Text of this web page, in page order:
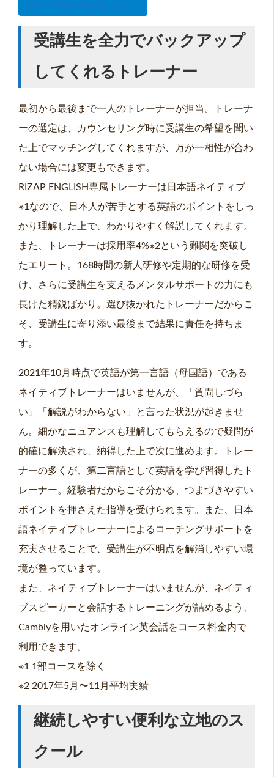
RIZAP ENGLISH公式サイトへ
受講生を全力でバックアップ
してくれるトレーナー
最初から最後まで一人のトレーナーが担当。トレーナ
ーの選定は、カウンセリング時に受講生の希望を聞い
た上でマッチングしてくれますが、万が一相性が合わ
ない場合には変更もできます。
RIZAP ENGLISH専属トレーナーは日本語ネイティブ
※1なので、日本人が苦手とする英語のポイントをしっ
かり理解した上で、わかりやすく解説してくれます。
また、トレーナーは採用率4%※2という難関を突破し
たエリート。168時間の新人研修や定期的な研修を受
け、さらに受講生を支えるメンタルサポートの力にも
長けた精鋭ばかり。選び抜かれたトレーナーだからこ
そ、受講生に寄り添い最後まで結果に責任を持ちま
す。
2021年10月時点で英語が第一言語（母国語）である
ネイティブトレーナーはいませんが、「質問しづら
い」「解説がわからない」と言った状況が起きませ
ん。細かなニュアンスも理解してもらえるので疑問が
的確に解決され、納得した上で次に進めます。トレー
ナーの多くが、第二言語として英語を学び習得したト
レーナー。経験者だからこそ分かる、つまづきやすい
ポイントを押さえた指導を受けられます。また、日本
語ネイティブトレーナーによるコーチングサポートを
充実させることで、受講生が不明点を解消しやすい環
境が整っています。
また、ネイティブトレーナーはいませんが、ネイティ
ブスピーカーと会話するトレーニングが詰めるよう、
Camblyを用いたオンライン英会話をコース料金内で
利用できます。
※1 1部コースを除く
※2 2017年5月〜11月平均実績
継続しやすい便利な立地のス
クール